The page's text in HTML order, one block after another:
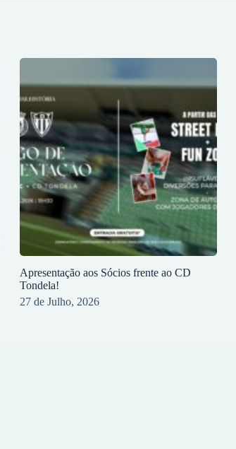
Apresentação aos Sócios frente ao CD
Tondela!
27 de Julho, 2026